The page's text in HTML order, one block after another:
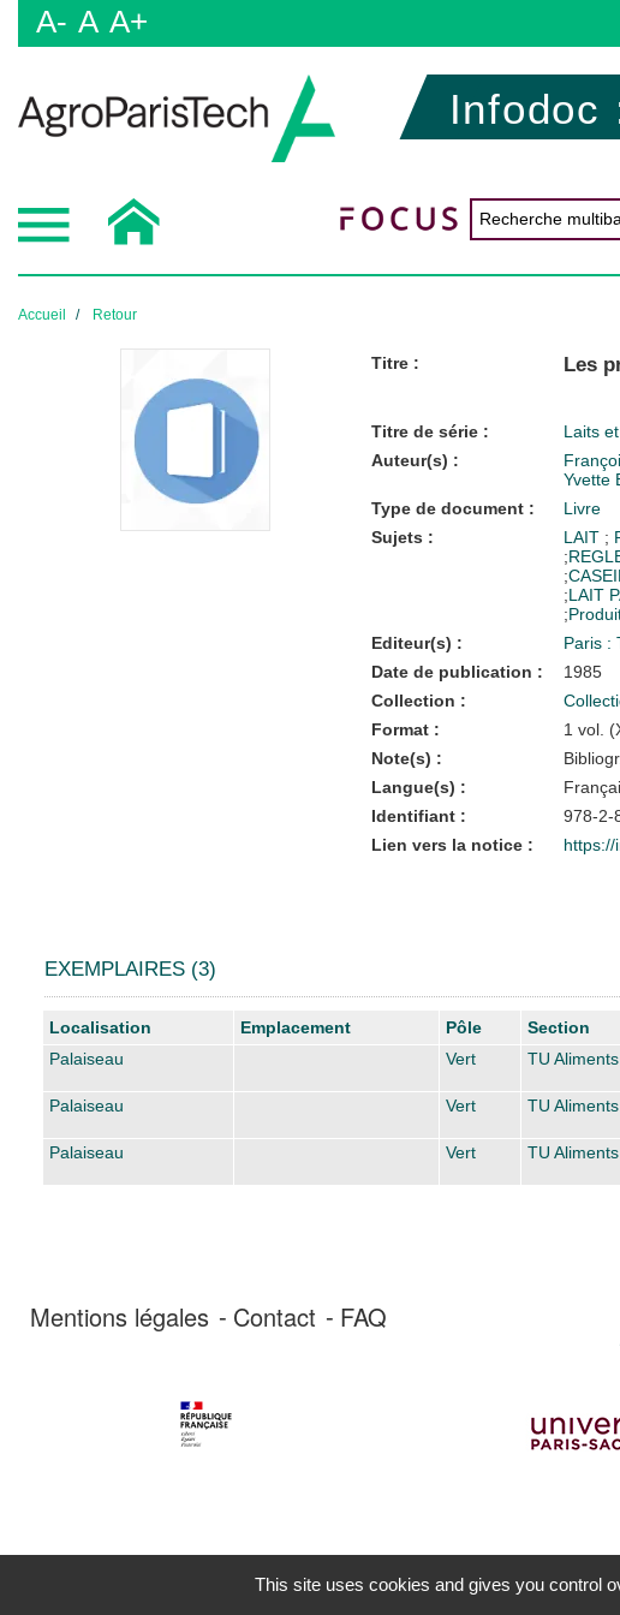
A- A A+
Infodoc
Accueil Retour
Titre : Les
Titre de série : Laits
Auteur(s) :
Yvette
Type de document :
Livre
Sujets :
LAIT ;
;
;
;LAIT
;
Editeur(s) :
Paris :
Date de publication :
1985
Collection :
Format :
1 vol.
Note(s) :
Langue(s) :
Identifiant :
978-2-
Lien vers la notice :
https://
EXEMPLAIRES (3)
Liste des exemplaires
Localisation Emplacement Pôle Section
Palaiseau
Vert TU
Palaiseau
Vert TU
Palaiseau
Vert TU
Mentions légales Contact FAQ
This site uses cookies and gives you control